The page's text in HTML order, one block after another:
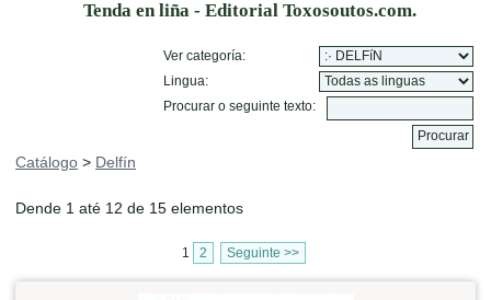
Tenda en liña - Editorial Toxosoutos.com.
Ver categoría:
Lingua:
Procurar o seguinte texto:
Catálogo > Delfín
Dende 1 até 12 de 15 elementos
1 2 Seguinte >>